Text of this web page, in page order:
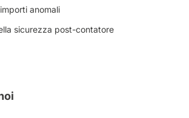
anomali
sicurezza post-contatore